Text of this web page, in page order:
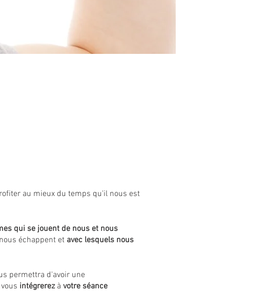
au mieux du temps qu'il nous est
qui se jouent de nous et nous
échappent et avec lesquels nous
permettra d'avoir une
intégrerezà votre séance